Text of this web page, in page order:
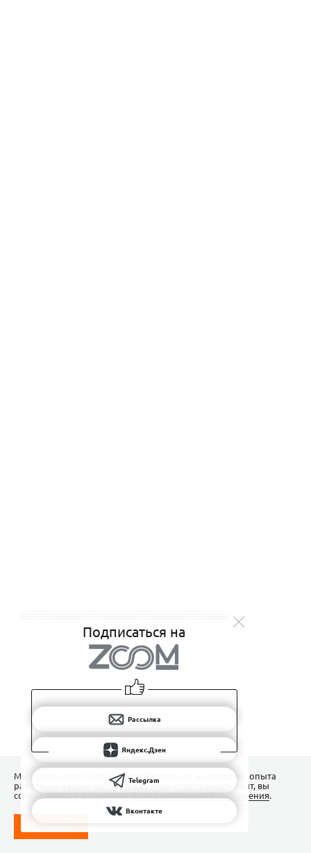
Подписаться на
Рассылка
Яндекс.Дзен
Telegram
Вконтакте
Мы используем Сookies для обеспечения наилучшего опыта
работы на нашем сайте. Продолжая использовать сайт, вы
соглашаетесь с условиямиПользовательского соглашения.
ПОНЯТНО